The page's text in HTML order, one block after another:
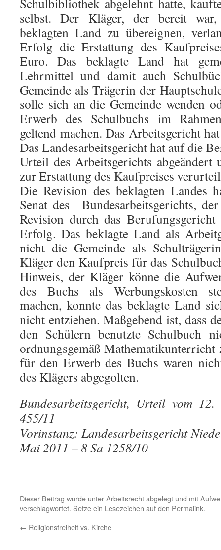
Schulbibliothek abgelehnt hatte,
selbst. Der Kläger, der bereit
beklagten Land zu übereignen,
Erfolg die Erstattung des
Euro. Das beklagte Land hat
Lehrmittel und damit auch
Gemeinde als Trägerin der
solle sich an die Gemeinde wenden
Erwerb des Schulbuchs im
geltend machen. Das Arbeitsgericht
Das Landesarbeitsgericht hat auf die
Urteil des Arbeitsgerichts abgeändert
zur Erstattung des Kaufpreises
Die Revision des beklagten Landes
Senat des Bundesarbeitsgerichts,
Revision durch das Berufungsgericht
Erfolg. Das beklagte Land als
nicht die Gemeinde als
Kläger den Kaufpreis für das
Hinweis, der Kläger könne die
des Buchs als Werbungskosten
machen, konnte das beklagte Land
nicht entziehen. Maßgebend ist, dass
den Schülern benutzte Schulbuch
ordnungsgemäß
für den Erwerb des Buchs waren
des Klägers abgegolten.
Bundesarbeitsgericht, Urteil vom
455/11
Vorinstanz: Landesarbeitsgericht
Mai 2011 – 8 Sa 1258/10
Dieser Beitrag wurde unterArbeitsrechtabgelegt und mit
verschlagwortet. Setze ein Lesezeichen auf den Permalink.
← Religionsfreiheit vs. Kirche